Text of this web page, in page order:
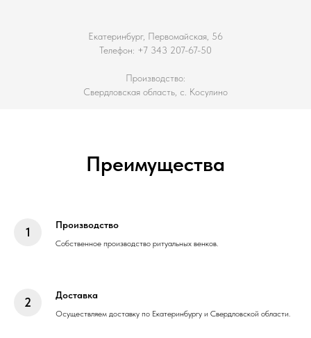
Екатеринбург, Первомайская, 56
Телефон: +7 343 207-67-50
Производство:
Свердловская область, с. Косулино
Преимущества
Производство
Собственное производство ритуальных венков.
Доставка
Осуществляем доставку по Екатеринбургу и Свердловской области.